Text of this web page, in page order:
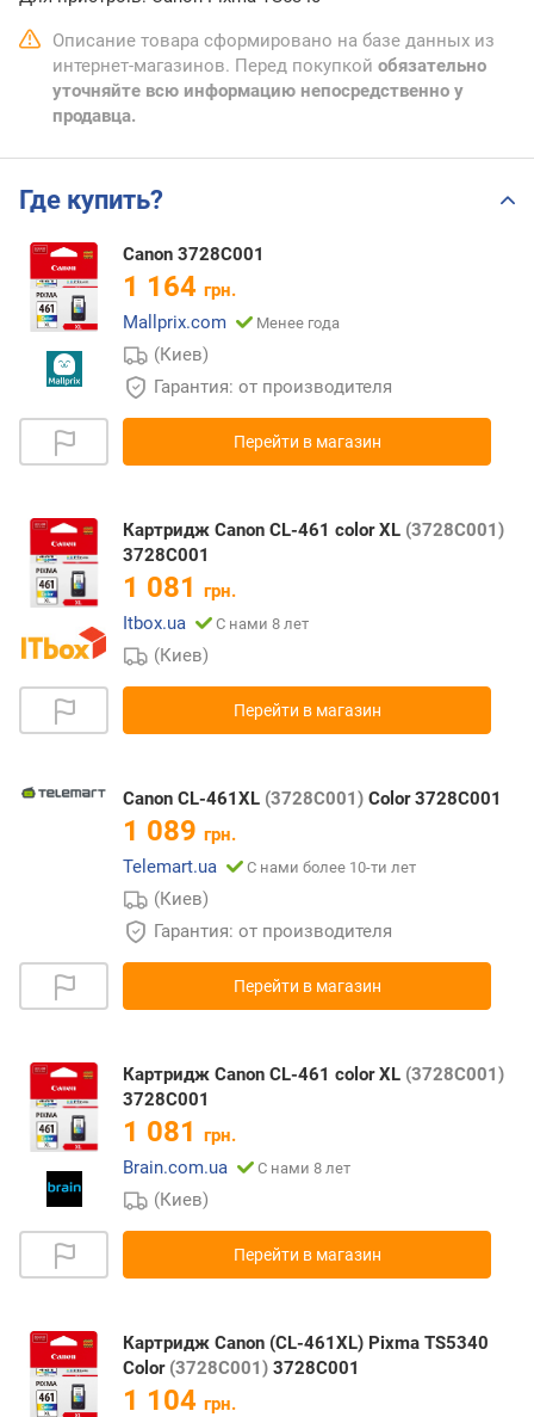
Описание товара сформировано на базе данных из
интернет-магазинов. Перед покупкой обязательно
уточняйте всю информацию непосредственно у
продавца.
Где купить?
Canon 3728C001
1 164 грн.
Mallprix.com
Менее года
(Киев)
Гарантия: от производителя
Перейти в магазин
Картридж Canon CL-461 color XL (3728C001)
3728C001
1 081 грн.
Itbox.ua
С нами 8 лет
(Киев)
Перейти в магазин
Canon CL-461XL (3728C001) Color 3728C001
1 089 грн.
Telemart.ua
С нами более 10-ти лет
(Киев)
Гарантия: от производителя
Перейти в магазин
Картридж Canon CL-461 color XL (3728C001)
3728C001
1 081 грн.
Brain.com.ua
С нами 8 лет
(Киев)
Перейти в магазин
Картридж Canon (CL-461XL) Pixma TS5340
Color (3728C001) 3728C001
1 104 грн.